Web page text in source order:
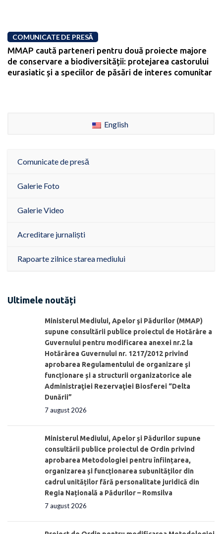
COMUNICATE DE PRESĂ
MMAP caută parteneri pentru două proiecte majore
de conservare a biodiversității: protejarea castorului
eurasiatic și a speciilor de păsări de interes comunitar
English
Comunicate de presă
Galerie Foto
Galerie Video
Acreditare jurnaliști
Rapoarte zilnice starea mediului
Ultimele noutăți
Ministerul Mediului, Apelor şi Pădurilor (MMAP)
supune consultării publice proiectul de Hotărâre a
Guvernului pentru modificarea anexei nr.2 la
Hotărârea Guvernului nr. 1217/2012 privind
aprobarea Regulamentului de organizare şi
funcționare și a structurii organizatorice ale
Administraţiei Rezervaţiei Biosferei “Delta
Dunării”
7 august 2026
Ministerul Mediului, Apelor și Pădurilor supune
consultării publice proiectul de Ordin privind
aprobarea Metodologiei pentru înființarea,
organizarea și funcționarea subunităților din
cadrul unităților fără personalitate juridică din
Regia Națională a Pădurilor – Romsilva
7 august 2026